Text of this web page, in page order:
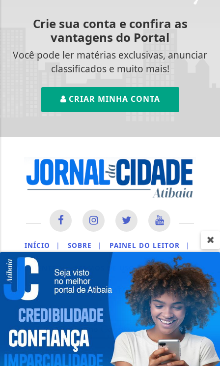
Crie sua conta e confira as
vantagens do Portal
Você pode ler matérias exclusivas, anunciar
classificados e muito mais!
CRIAR MINHA CONTA
INÍCIO | SOBRE | PAINEL DO LEITOR |
EXPEDIENTE | TERMOS DE USO E PRIVACIDADE |
CONTATO